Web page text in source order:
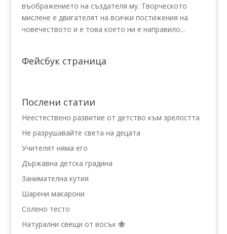
въображението на създателя му. Творческото
мислене е двигателят на всички постижения нa
човечеството и е това което ни е направило...
Фейсбук страница
Послени статии
Неестествено развитие от детство към зрелостта
Не разрушавайте света на децата
Учителят няма его
Държавна детска градина
Занимателна кутия
Шарени макарони
Солено тесто
Натурални свещи от восък 🐝